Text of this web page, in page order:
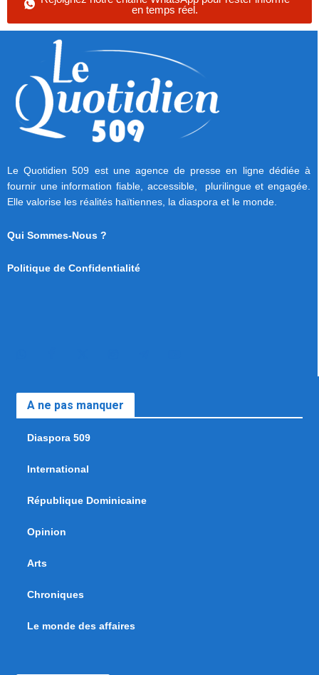
en temps réel.
Le Quotidien 509 est une agence de presse en ligne dédiée à
fournir une information fiable, accessible, plurilingue et engagée.
Elle valorise les réalités haïtiennes, la diaspora et le monde.
Qui Sommes-Nous ?
Politique de Confidentialité
A ne pas manquer
Diaspora 509
International
République Dominicaine
Opinion
Arts
Chroniques
Le monde des affaires